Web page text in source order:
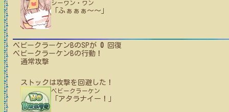
シーワン・ワン
「ふぁぁぁ～～」
ベビークラーケンBのSPが 0 回復
ベビークラーケンBの行動！
通常攻撃
ストック は攻撃を回避した！
ベビークラーケン
「アタラナイー！」